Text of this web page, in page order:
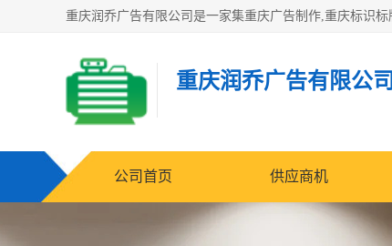
重庆润乔广告有限公司
公司首页 供应商机